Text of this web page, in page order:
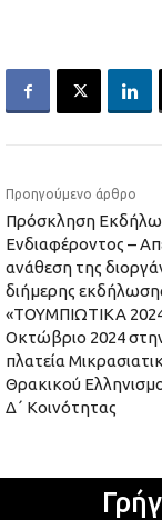
Προηγούμενο άρθρο
Πρόσκληση
Ενδιαφέροντος –
ανάθεση της
διήμερης
«ΤΟΥΜΠΙΩΤΙΚΑ
Οκτώβριο 2024
πλατεία
Θρακικού
Δ΄ Κοινότητας